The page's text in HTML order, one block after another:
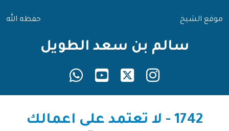
موقع الشيخ حفظه الله
سالم بن سعد الطويل
1742 - لا تعتمد على اعمالك